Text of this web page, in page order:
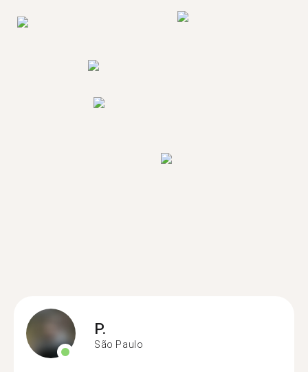
P.
São Paulo